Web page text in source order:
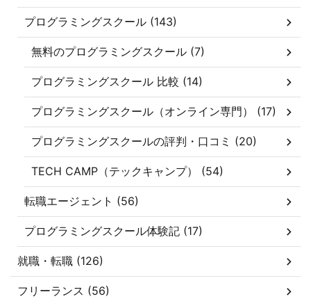
プログラミングスクール (143)
無料のプログラミングスクール (7)
プログラミングスクール 比較 (14)
プログラミングスクール（オンライン専門） (17)
プログラミングスクールの評判・口コミ (20)
TECH CAMP（テックキャンプ） (54)
転職エージェント (56)
プログラミングスクール体験記 (17)
就職・転職 (126)
フリーランス (56)